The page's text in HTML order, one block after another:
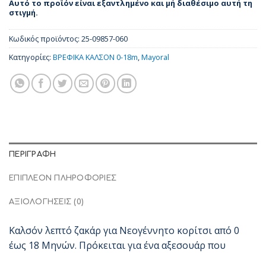
Αυτό το προϊόν είναι εξαντλημένο και μή διαθέσιμο αυτή τη
στιγμή.
Κωδικός προϊόντος: 25-09857-060
Κατηγορίες: ΒΡΕΦΙΚΑ ΚΑΛΣΟΝ 0-18m,Mayoral
ΠΕΡΙΓΡΑΦΉ
ΕΠΙΠΛΈΟΝ ΠΛΗΡΟΦΟΡΊΕΣ
ΑΞΙΟΛΟΓΉΣΕΙΣ (0)
Καλσόν λεπτό ζακάρ για Νεογέννητο κορίτσι από 0
έως 18 Μηνών. Πρόκειται για ένα αξεσουάρ που